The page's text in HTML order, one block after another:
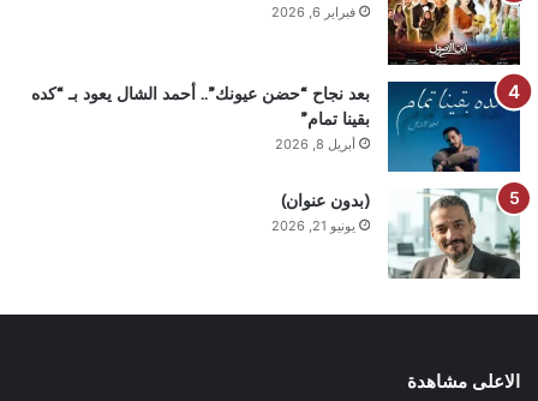
فبراير 6, 2026
بعد نجاح “حضن عيونك”.. أحمد الشال يعود بـ “كده
بقينا تمام”
أبريل 8, 2026
(بدون عنوان)
يونيو 21, 2026
الاعلى مشاهدة